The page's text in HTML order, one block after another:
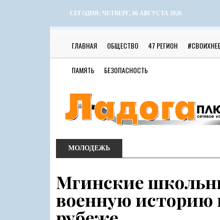
СЕГОДНЯ: ЧЕТВЕРГ, 06 АВГУСТА 2026
ГЛАВНАЯ ОБЩЕСТВО 47 РЕГИОН
ПАМЯТЬ БЕЗОПАСНОСТЬ
МОЛОДЕЖЬ
Мгинские
военную историю